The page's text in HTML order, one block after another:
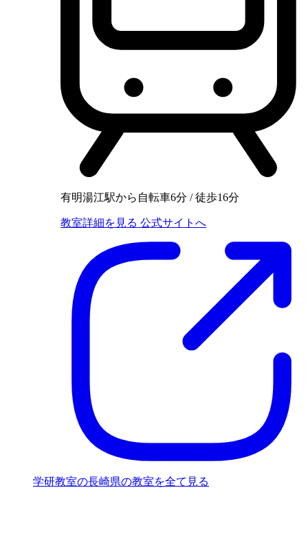
有明湯江駅から自転車6分 / 徒歩16分
教室詳細を見る 公式サイトへ
学研教室の長崎県の教室を全て見る